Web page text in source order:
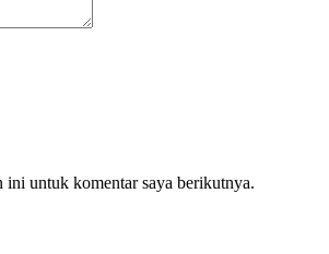
ini untuk komentar saya berikutnya.